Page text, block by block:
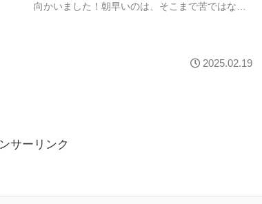
向かいました！朝早いのは、そこまで苦ではなく
2025.02.19
サーリンク